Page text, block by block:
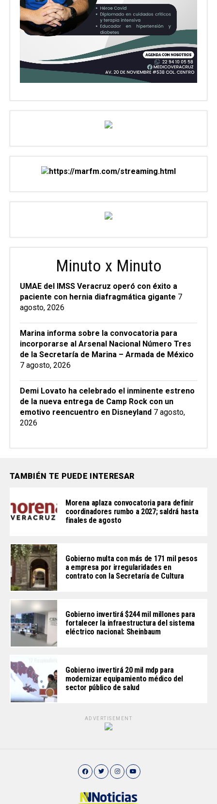
Minuto x Minuto
UMAE del IMSS Veracruz operó con éxito a
paciente con hernia diafragmática gigante 7
agosto, 2026
Marina informa sobre la convocatoria para
incorporarse al Arsenal Nacional Número Tres
de la Secretaría de Marina – Armada de México
7 agosto, 2026
Demi Lovato ha celebrado el inminente estreno
de la nueva entrega de Camp Rock con un
emotivo reencuentro en Disneyland 7 agosto,
2026
TAMBIÉN TE PUEDE INTERESAR
Morena aplaza convocatoria para definir
coordinadores rumbo a 2027; saldrá hasta
finales de agosto
Gobierno multa con más de 171 mil pesos
a empresa por irregularidades en
contrato con la Secretaría de Cultura
Gobierno invertirá $244 mil millones para
fortalecer la infraestructura del sistema
eléctrico nacional: Sheinbaum
Gobierno invertirá 20 mil mdp para
modernizar equipamiento médico del
sector público de salud
ADVERTISEMENT